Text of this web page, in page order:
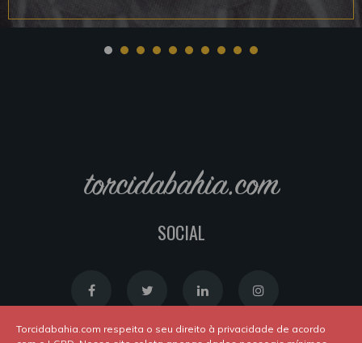
torcidabahia.com
SOCIAL
Torcidabahia.com respeita o seu direito à privacidade de acordo